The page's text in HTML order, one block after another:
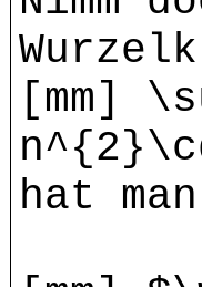
[mm]
hat